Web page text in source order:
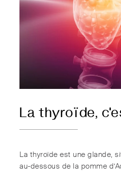
La thyroïde,
La thyroïde est une glande,
au-dessous de la pomme